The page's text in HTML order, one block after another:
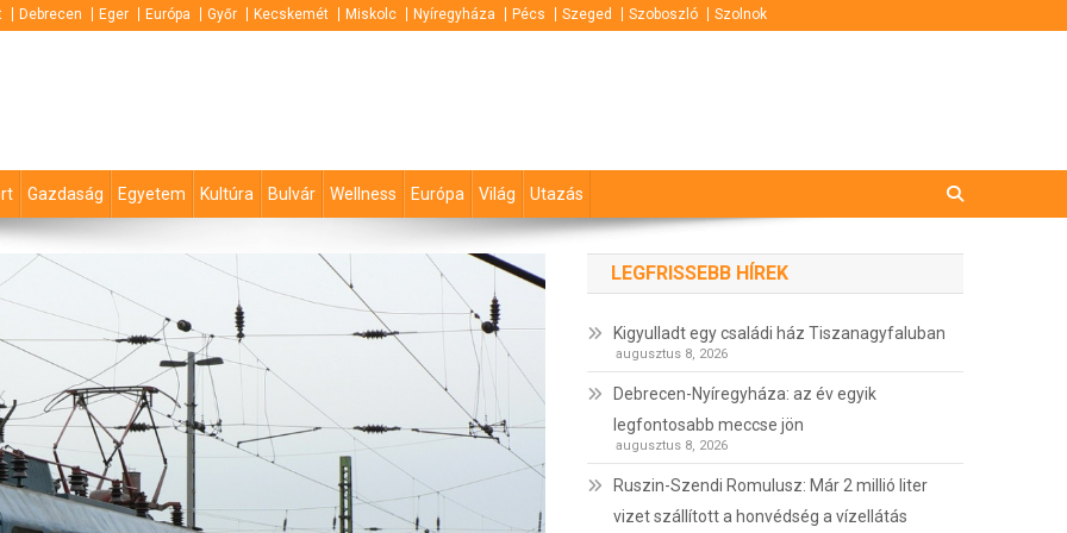
Debrecen Eger Európa Győr Kecskemét Miskolc Nyíregyháza Pécs Szeged Szoboszló Szolnok
Gazdaság Egyetem Kultúra Bulvár Wellness Európa Világ Utazás
LEGFRISSEBB HÍREK
Kigyulladt egy családi ház Tiszanagyfaluban
augusztus 8, 2026
Debrecen-Nyíregyháza: az év egyik
legfontosabb meccse jön
augusztus 8, 2026
Ruszin-Szendi Romulusz: Már 2 millió liter
vizet szállított a honvédség a vízellátás